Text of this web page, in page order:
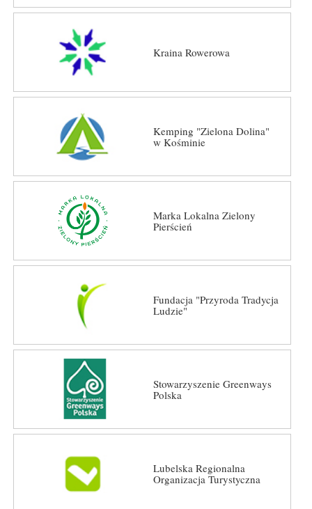
Kraina Rowerowa
Kemping "Zielona Dolina"
w Kośminie
Marka Lokalna Zielony
Pierścień
Fundacja "Przyroda Tradycja
Ludzie"
Stowarzyszenie Greenways
Polska
Lubelska Regionalna
Organizacja Turystyczna